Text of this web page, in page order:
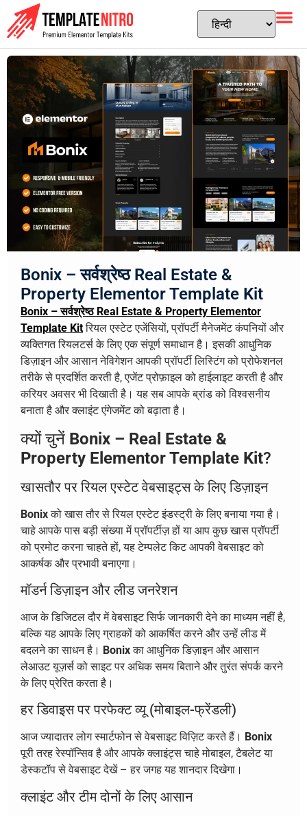
Bonix – सर्वश्रेष्ठ Real Estate &
Property Elementor Template Kit
Bonix – सर्वश्रेष्ठ Real Estate & Property Elementor
Template Kitरियल एस्टेट एजेंसियों, प्रॉपर्टी मैनेजमेंट कंपनियों और
व्यक्तिगत रियलटर्स के लिए एक संपूर्ण समाधान है। इसकी आधुनिक
डिज़ाइन और आसान नेविगेशन आपकी प्रॉपर्टी लिस्टिंग को प्रोफेशनल
तरीके से प्रदर्शित करती है, एजेंट प्रोफ़ाइल को हाईलाइट करती है और
करियर अवसर भी दिखाती है। यह सब आपके ब्रांड को विश्वसनीय
बनाता है और क्लाइंट एंगेजमेंट को बढ़ाता है।
क्यों चुनें Bonix – Real Estate &
Property Elementor Template Kit?
खासतौर पर रियल एस्टेट वेबसाइट्स के लिए डिज़ाइन
Bonixको खास तौर से रियल एस्टेट इंडस्ट्री के लिए बनाया गया है।
चाहे आपके पास बड़ी संख्या में प्रॉपर्टीज़ हों या आप कुछ खास प्रॉपर्टी
को प्रमोट करना चाहते हों, यह टेम्पलेट किट आपकी वेबसाइट को
आकर्षक और प्रभावी बनाएगा।
मॉडर्न डिज़ाइन और लीड जनरेशन
आज के डिजिटल दौर में वेबसाइट सिर्फ जानकारी देने का माध्यम नहीं है,
बल्कि यह आपके लिए ग्राहकों को आकर्षित करने और उन्हें लीड में
बदलने का साधन है। Bonixका आधुनिक डिज़ाइन और आसान
लेआउट यूज़र्स को साइट पर अधिक समय बिताने और तुरंत संपर्क करने
के लिए प्रेरित करता है।
हर डिवाइस पर परफेक्ट व्यू (मोबाइल-फ्रेंडली)
आज ज्यादातर लोग स्मार्टफोन से वेबसाइट विज़िट करते हैं। Bonix
पूरी तरह रेस्पॉन्सिव है और आपके क्लाइंट्स चाहे मोबाइल, टैबलेट या
डेस्कटॉप से वेबसाइट देखें – हर जगह यह शानदार दिखेगा।
क्लाइंट और टीम दोनों के लिए आसान